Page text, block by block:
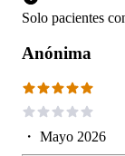
Solo pacientes
Anónima
・ Mayo 2026